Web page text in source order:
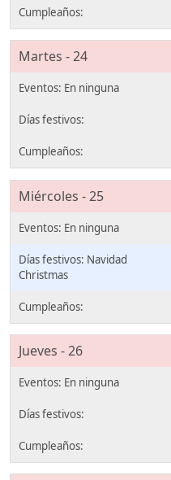
Martes - 24
Miércoles - 25
Navidad
Christmas
Jueves - 26